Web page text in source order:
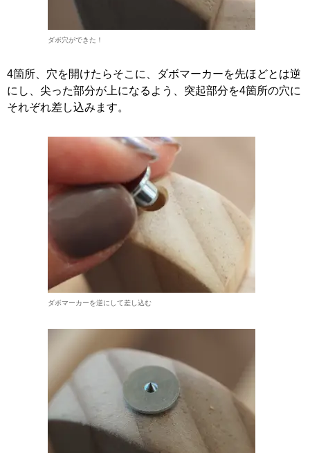
ダボ穴ができた！
4箇所、穴を開けたらそこに、ダボマーカーを先ほどとは逆
にし、尖った部分が上になるよう、突起部分を4箇所の穴に
それぞれ差し込みます。
ダボマーカーを逆にして差し込む